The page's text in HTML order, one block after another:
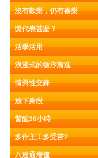
沒有歡樂，仍有喜樂
獎代表甚麼？
活學活用
浪漫式的循序漸進
情與性交鋒
放下身段
警醒36小時
多作主工多受苦?
八達通增值